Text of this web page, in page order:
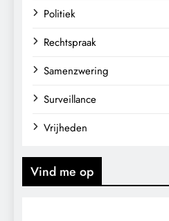
Politiek
Rechtspraak
Samenzwering
Surveillance
Vrijheden
Vind me op